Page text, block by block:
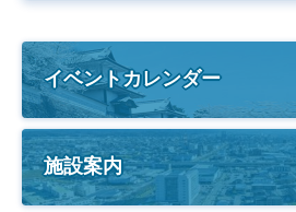
イベントカレンダー
施設案内